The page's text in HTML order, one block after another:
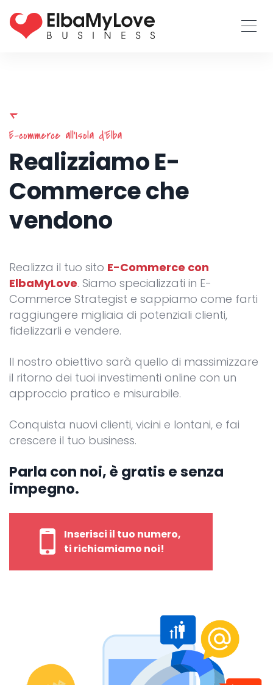
E-commerce all'Isola d'Elba
RealizziamoE-
Commerce che
vendono
Realizza il tuo sito E-Commerce con
ElbaMyLove. Siamo specializzati in E-
Commerce Strategist e sappiamo come farti
raggiungere migliaia di potenziali clienti,
fidelizzarli e vendere.
Il nostro obiettivo sarà quello di massimizzare
il ritorno dei tuoi investimenti online con un
approccio pratico e misurabile.
Conquista nuovi clienti, vicini e lontani, e fai
crescere il tuo business.
Parla con noi, è gratis e senza
impegno.
Inserisci il tuo numero,
ti richiamiamo noi!